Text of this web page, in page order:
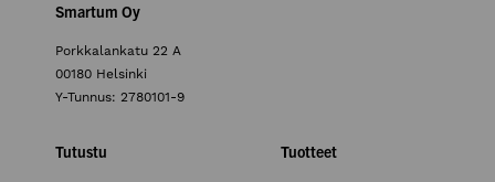
Smartum Oy
Porkkalankatu 22 A
00180 Helsinki
Y-Tunnus: 2780101-9
Tutustu Tuotteet